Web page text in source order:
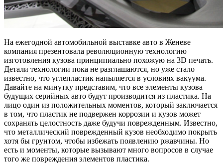
На ежегодной автомобильной выставке авто в Женеве
компания презентовала революционную технологию
изготовления кузова принципиально похожую на 3D печать.
Детали технологии пока не разглашаются, но уже стало
известно, что углепластик напыляется в условиях вакуума.
Давайте на минутку представим, что все элементы кузова
будущих серийных авто будут производится из пластика. На
лицо один из положительных моментов, который заключается
в том, что пластик не подвержен коррозии и кузов может
сохранять целостность даже будучи поврежденным. Известно,
что металлический поврежденный кузов необходимо покрыть
хотя бы грунтом, чтобы избежать появлению ржавчины. Но
есть и моменты, которые вызывают много вопросов в случае
того же повреждения элементов пластика.